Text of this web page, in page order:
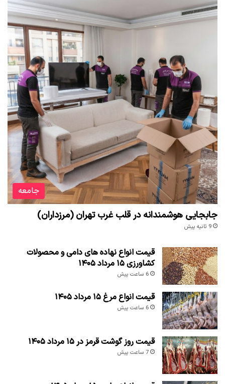
جامعه
جابجایی هوشمندانه در قلب غرب تهران (مرزداران)
9 ثانیه پیش
قیمت انواع نهاده های دامی و محصولات
کشاورزی ۱۵ مرداد ۱۴۰۵
6 ساعت پیش
قیمت انواع مرغ ۱۵ مرداد ۱۴۰۵
6 ساعت پیش
قیمت روز گوشت قرمز در ۱۵ مرداد ۱۴۰۵
7 ساعت پیش